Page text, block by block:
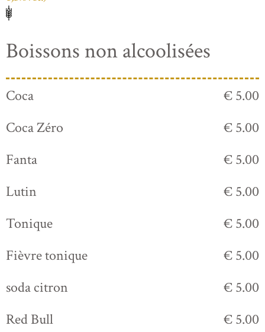
Boissons non alcoolisées
Coca
€ 5.00
Coca Zéro
€ 5.00
Fanta
€ 5.00
Lutin
€ 5.00
Tonique
€ 5.00
Fièvre tonique
€ 5.00
soda citron
€ 5.00
Red Bull
€ 5.00